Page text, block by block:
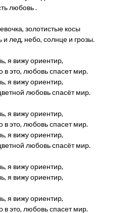
любовь .
золотистые косы
и лед, небо, солнце и грозы.
я вижу ориентир,
в это, любовь спасет мир.
я вижу ориентир,
любовь спасёт мир.
я вижу ориентир,
в это, любовь спасет мир.
я вижу ориентир,
любовь спасёт мир.
я вижу ориентир,
я вижу ориентир,
я вижу ориентир,
в это, любовь спасет мир.